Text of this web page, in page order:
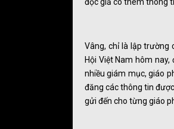
Vâng, chỉ là lập trường
Hội Việt Nam hôm
nhiều giám mục, giáo
đăng các thông tin
gửi đến cho từng giáo